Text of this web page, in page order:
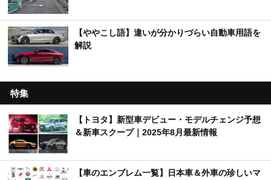
【ややこし語】違いが分かりづらい自動車用語を
解説
特集
【トヨタ】新型車デビュー・モデルチェンジ予想
＆新車スクープ｜2025年8月最新情報
【車のエンブレム一覧】日本車＆外車の珍しいマ